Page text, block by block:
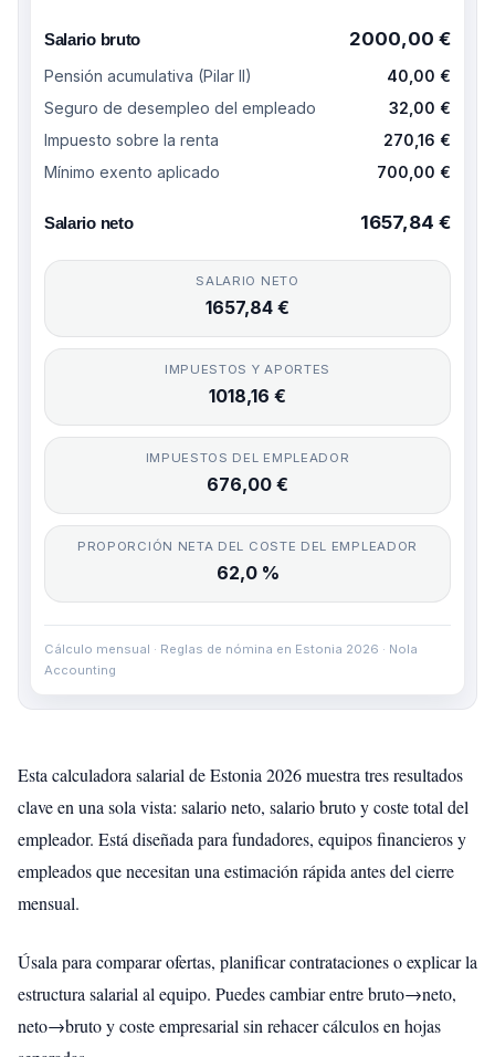
Salario bruto 2000,00 €
Pensión acumulativa (Pilar II)
40,00 €
Seguro de desempleo del empleado
32,00 €
Impuesto sobre la renta
270,16 €
Mínimo exento aplicado
700,00 €
Salario neto 1657,84 €
SALARIO NETO
1657,84 €
IMPUESTOS Y APORTES
1018,16 €
IMPUESTOS DEL EMPLEADOR
676,00 €
PROPORCIÓN NETA DEL COSTE DEL EMPLEADOR
62,0 %
Cálculo mensual · Reglas de nómina en Estonia 2026 · Nola
Accounting
Esta calculadora salarial de Estonia 2026 muestra tres resultados
clave en una sola vista: salario neto, salario bruto y coste total del
empleador. Está diseñada para fundadores, equipos financieros y
empleados que necesitan una estimación rápida antes del cierre
mensual.
Úsala para comparar ofertas, planificar contrataciones o explicar la
estructura salarial al equipo. Puedes cambiar entre bruto→neto,
neto→bruto y coste empresarial sin rehacer cálculos en hojas